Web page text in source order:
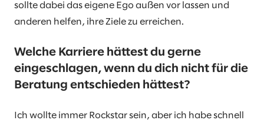
sollte dabei das eigene Ego außen vor lassen und
anderen helfen, ihre Ziele zu erreichen.
Welche Karriere hättest du gerne
eingeschlagen, wenn du dich nicht für die
Beratung entschieden hättest?
Ich wollte immer Rockstar sein, aber ich habe schnell